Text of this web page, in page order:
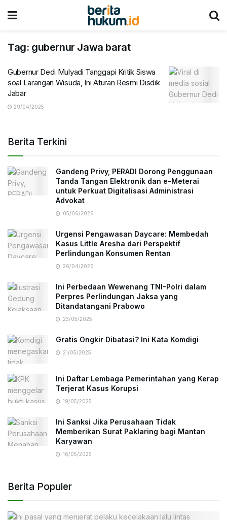
Tag: gubernur Jawa barat
Gubernur Dedi Mulyadi Tanggapi Kritik Siswa
soal Larangan Wisuda, Ini Aturan Resmi Disdik
Jabar
29/04/2025
Berita Terkini
Gandeng Privy, PERADI Dorong Penggunaan
Tanda Tangan Elektronik dan e-Meterai
untuk Perkuat Digitalisasi Administrasi
Advokat
05/06/2026
Urgensi Pengawasan Daycare: Membedah
Kasus Little Aresha dari Perspektif
Perlindungan Konsumen Rentan
26/04/2026
Ini Perbedaan Wewenang TNI-Polri dalam
Perpres Perlindungan Jaksa yang
Ditandatangani Prabowo
23/05/2025
Gratis Ongkir Dibatasi? Ini Kata Komdigi
21/05/2025
Ini Daftar Lembaga Pemerintahan yang Kerap
Terjerat Kasus Korupsi
19/05/2025
Ini Sanksi Jika Perusahaan Tidak
Memberikan Surat Paklaring bagi Mantan
Karyawan
16/05/2025
Berita Populer